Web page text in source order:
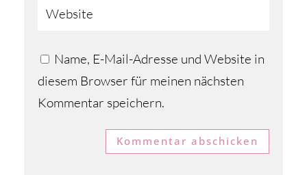
Name, E-Mail-Adresse und Website in
diesem Browser für meinen nächsten
Kommentar speichern.
Kommentar abschicken